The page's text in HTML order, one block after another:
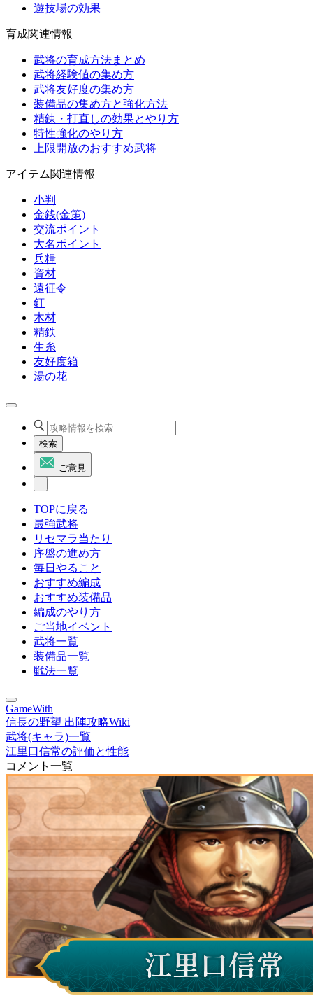
遊技場の効果
育成関連情報
武将の育成方法まとめ
武将経験値の集め方
武将友好度の集め方
装備品の集め方と強化方法
精錬・打直しの効果とやり方
特性強化のやり方
上限開放のおすすめ武将
アイテム関連情報
小判
金銭(金策)
交流ポイント
大名ポイント
兵糧
資材
遠征令
釘
木材
精鉄
生糸
友好度箱
湯の花
検索
ご意見
TOPに戻る
最強武将
リセマラ当たり
序盤の進め方
毎日やること
おすすめ編成
おすすめ装備品
編成のやり方
ご当地イベント
武将一覧
装備品一覧
戦法一覧
GameWith
信長の野望 出陣攻略Wiki
武将(キャラ)一覧
江里口信常の評価と性能
コメント一覧